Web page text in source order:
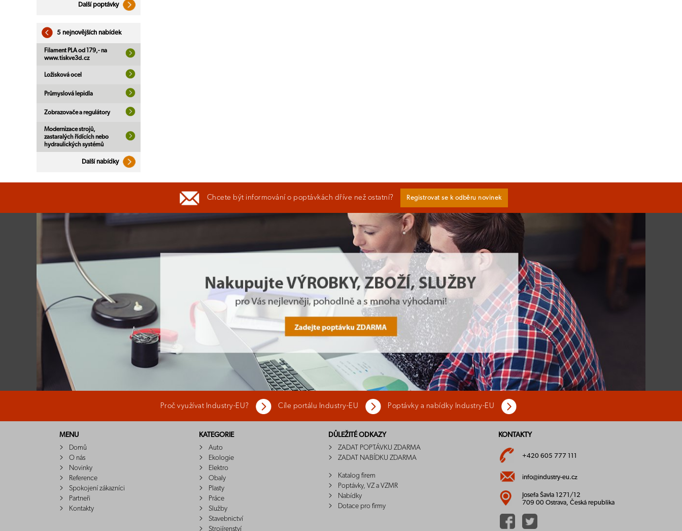
Další poptávky
5 nejnovějších nabídek
Filament PLA od 179,- na
www.tiskve3d.cz
Ložisková ocel
Průmyslová lepidla
Zobrazovače a regulátory
Modernizace strojů,
zastaralých řídících nebo
hydraulických systémů
Další nabídky
Chcete být informování o poptávkách dříve než ostatní? Registrovat se k odběru novinek
Proč využívat Industry-EU? Cíle portálu Industry-EU Poptávky a nabídky Industry-EU
MENU
Domů
O nás
Novinky
Reference
Spokojení zákazníci
Partneři
Kontakty
KATEGORIE
Auto
Ekologie
Elektro
Obaly
Plasty
Práce
Služby
Stavebnictví
Strojírenství
DŮLEŽITÉ ODKAZY
ZADAT POPTÁVKU ZDARMA
ZADAT NABÍDKU ZDARMA
Katalog firem
Poptávky, VZ a VZMR
Nabídky
Dotace pro firmy
KONTAKTY
+420 605 777 111
info@industry-eu.cz
Josefa Šavla 1271/12
709 00 Ostrava, Česká republika